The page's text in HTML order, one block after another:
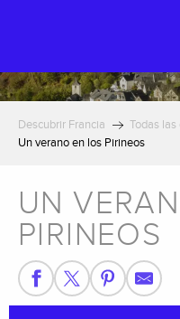
principal
Descubrir Francia
Todas
Un verano en los Pirineos
UN
PIRINEOS